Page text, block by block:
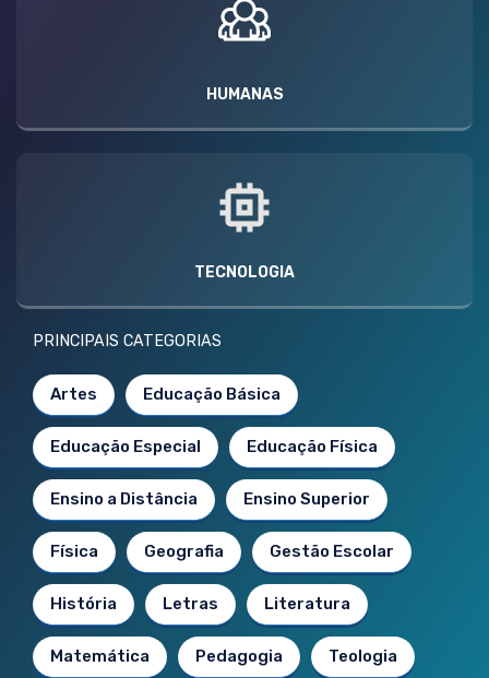
HUMANAS
TECNOLOGIA
PRINCIPAIS CATEGORIAS
Artes Educação Básica
Educação Especial Educação Física
Ensino a Distância Ensino Superior
Física Geografia Gestão Escolar
História Letras Literatura
Matemática Pedagogia Teologia